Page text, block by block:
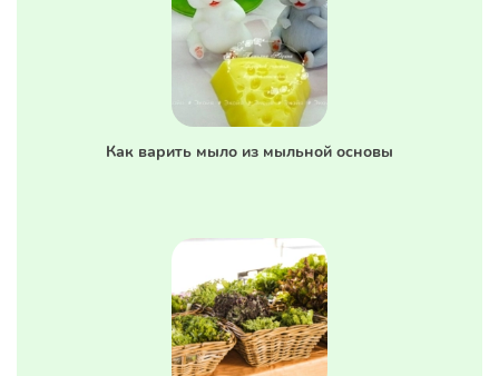
Как варить мыло из мыльной основы